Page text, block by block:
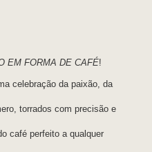
EM FORMA DE CAFÉ!
celebração da paixão, da
torrados com precisão e
café perfeito a qualquer